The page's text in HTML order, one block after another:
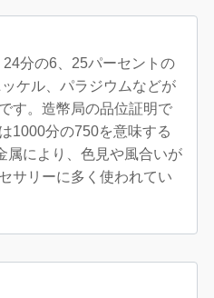
分の6、25パーセントの
ケル、パラジウムなどが
す。造幣局の品位証明で
1000分の750を意味する
属により、色見や風合いが
サリーに多く使われてい